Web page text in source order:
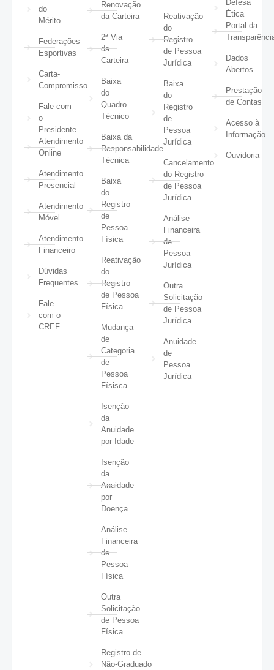
do
Mérito
Federações
Esportivas
Carta-
Compromisso
Fale com
o
Presidente
Atendimento
Online
Atendimento
Presencial
Atendimento
Móvel
Atendimento
Financeiro
Dúvidas
Frequentes
Fale
com o
CREF
Renovação
da Carteira
2ª Via
da
Carteira
Baixa
do
Quadro
Técnico
Baixa da
Responsabilidade
Técnica
Baixa
do
Registro
de
Pessoa
Física
Reativação
do
Registro
de Pessoa
Física
Mudança
de
Categoria
de
Pessoa
Físisca
Isenção
da
Anuidade
por Idade
Isenção
da
Anuidade
por
Doença
Análise
Financeira
de
Pessoa
Física
Outra
Solicitação
de Pessoa
Física
Registro de
Não-Graduado
Reativação
do
Registro
de Pessoa
Jurídica
Baixa
do
Registro
de
Pessoa
Jurídica
Cancelamento
do Registro
de Pessoa
Jurídica
Análise
Financeira
de
Pessoa
Jurídica
Outra
Solicitação
de Pessoa
Jurídica
Anuidade
de
Pessoa
Jurídica
Defesa
Ética
Portal da
Dados
Abertos
Prestação
de Contas
Acesso à
Informação
Ouvidoria